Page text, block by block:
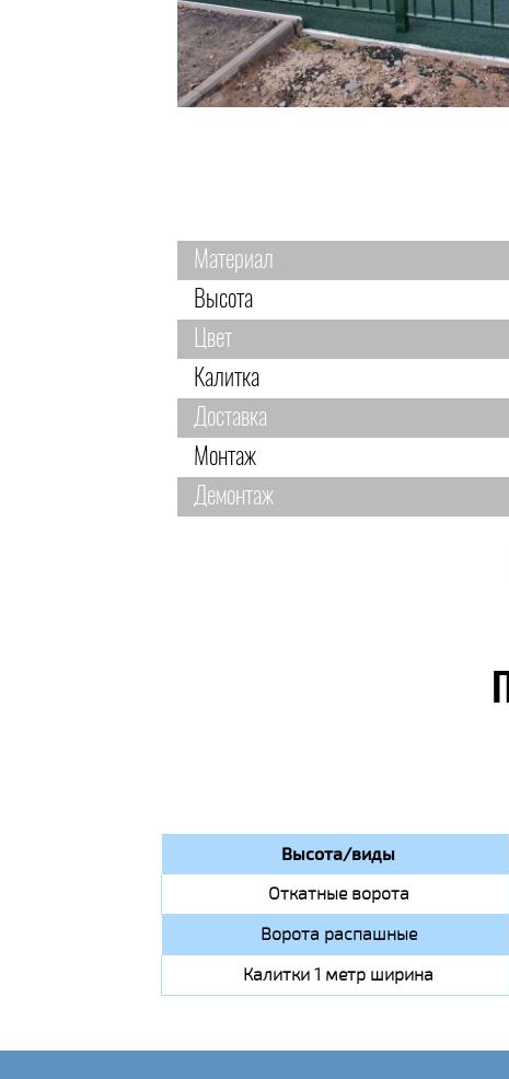
Материал
Высота
Цвет
Калитка
Доставка
Монтаж
Демонтаж
Высота/виды
Откатные ворота
Ворота распашные
Калитки 1 метр ширина